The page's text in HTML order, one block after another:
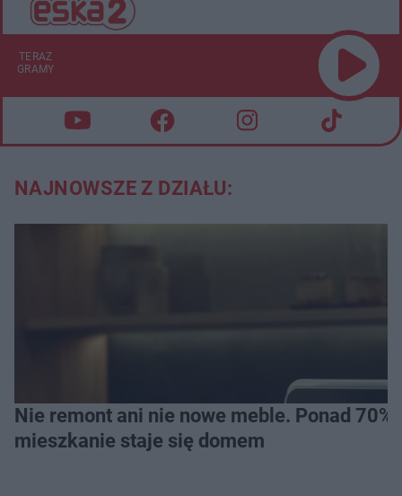
TERAZ
GRAMY
NAJNOWSZE Z DZIAŁU:
Nie remont ani nie nowe meble. Ponad
mieszkanie staje się domem